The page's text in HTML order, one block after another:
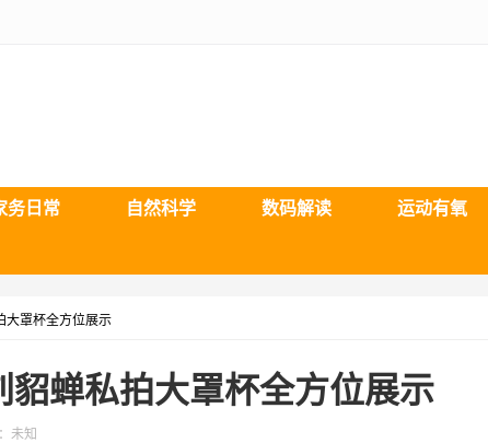
务日常 自然科学 数码解读 运动有氧
大罩杯全方位展示
貂蝉私拍大罩杯全方位展示
未知